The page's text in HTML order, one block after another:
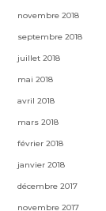
novembre 2018
septembre 2018
juillet 2018
mai 2018
avril 2018
mars 2018
février 2018
janvier 2018
décembre 2017
novembre 2017